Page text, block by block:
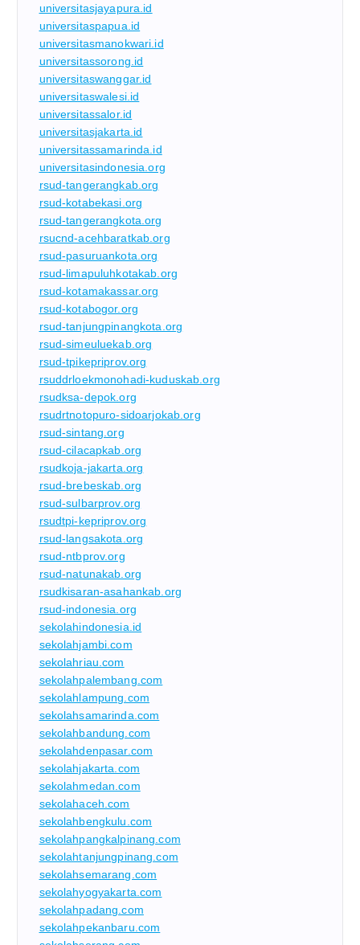
universitasjayapura.id
universitaspapua.id
universitasmanokwari.id
universitassorong.id
universitaswanggar.id
universitaswalesi.id
universitassalor.id
universitasjakarta.id
universitassamarinda.id
universitasindonesia.org
rsud-tangerangkab.org
rsud-kotabekasi.org
rsud-tangerangkota.org
rsucnd-acehbaratkab.org
rsud-pasuruankota.org
rsud-limapuluhkotakab.org
rsud-kotamakassar.org
rsud-kotabogor.org
rsud-tanjungpinangkota.org
rsud-simeuluekab.org
rsud-tpikepriprov.org
rsuddrloekmonohadi-kuduskab.org
rsudksa-depok.org
rsudrtnotopuro-sidoarjokab.org
rsud-sintang.org
rsud-cilacapkab.org
rsudkoja-jakarta.org
rsud-brebeskab.org
rsud-sulbarprov.org
rsudtpi-kepriprov.org
rsud-langsakota.org
rsud-ntbprov.org
rsud-natunakab.org
rsudkisaran-asahankab.org
rsud-indonesia.org
sekolahindonesia.id
sekolahjambi.com
sekolahriau.com
sekolahpalembang.com
sekolahlampung.com
sekolahsamarinda.com
sekolahbandung.com
sekolahdenpasar.com
sekolahjakarta.com
sekolahmedan.com
sekolahaceh.com
sekolahbengkulu.com
sekolahpangkalpinang.com
sekolahtanjungpinang.com
sekolahsemarang.com
sekolahyogyakarta.com
sekolahpadang.com
sekolahpekanbaru.com